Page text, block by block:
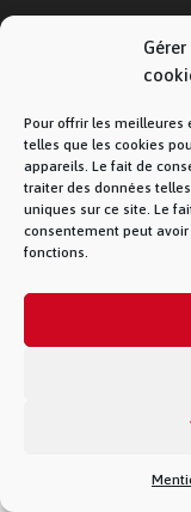
Pour offrir les meilleures
telles que les cookies
appareils. Le fait de
traiter des données
uniques sur ce site. Le
consentement peut
fonctions.
© La Fibre
28 –Contact
marque de